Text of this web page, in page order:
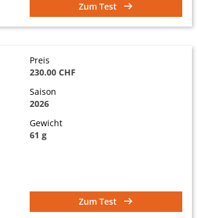
Zum Test
Preis
230.00 CHF
Saison
2026
Gewicht
61 g
Zum Test